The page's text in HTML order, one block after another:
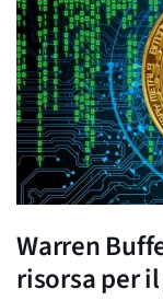
Warren
risorsa per